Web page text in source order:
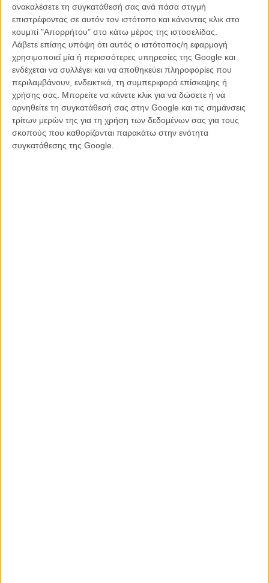
ανακαλέσετε τη συγκατάθεσή σας ανά πάσα στιγμή
επιστρέφοντας σε αυτόν τον ιστότοπο και κάνοντας κλικ στο
κουμπί "Απορρήτου" στο κάτω μέρος της ιστοσελίδας.
Λάβετε επίσης υπόψη ότι αυτός ο ιστότοπος/η εφαρμογή
χρησιμοποιεί μία ή περισσότερες υπηρεσίες της Google και
ενδέχεται να συλλέγει και να αποθηκεύει πληροφορίες που
περιλαμβάνουν, ενδεικτικά, τη συμπεριφορά επίσκεψης ή
χρήσης σας. Μπορείτε να κάνετε κλικ για να δώσετε ή να
αρνηθείτε τη συγκατάθεσή σας στην Google και τις σημάνσεις
τρίτων μερών της για τη χρήση των δεδομένων σας για τους
σκοπούς που καθορίζονται παρακάτω στην ενότητα
συγκατάθεσης της Google.
**2.«Εμμονή», 61 αίθουσες στην Αθήνα, 130 πανελλαδικά, 48.362
εισιτήρια (1η εβδομάδα)
3.«Ημέρα Αποκάλυψης», 27 αίθουσες στην Αθήνα, 71
πανελλαδικά, 11.156 εισιτήρια (2η εβδομάδα) | Σύνολο εισιτηρίων
μέχρι και σήμερα: 65.840
4.«Ο Ξένος», 19 αίθουσες στην Αθήνα, 23 πανελλαδικά, 5.695
εισιτήρια (2η εβδομάδα) | Σύνολο εισιτηρίων μέχρι και σήμερα:
14.567
**5.«Θανάσιμα Πλούσιος», 20 αίθουσες στην Αθήνα, 31